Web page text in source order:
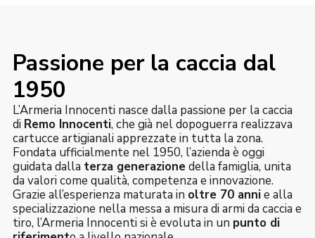
Passione per la caccia dal
1950
L’Armeria Innocenti nasce dalla passione per la caccia
di Remo Innocenti, che già nel dopoguerra realizzava
cartucce artigianali apprezzate in tutta la zona.
Fondata ufficialmente nel 1950, l’azienda è oggi
guidata dalla terza generazionedella famiglia, unita
da valori come qualità, competenza e innovazione.
Grazie all’esperienza maturata in oltre 70 annie alla
specializzazione nella messa a misura di armi da caccia e
tiro, l’Armeria Innocenti si è evoluta in un punto di